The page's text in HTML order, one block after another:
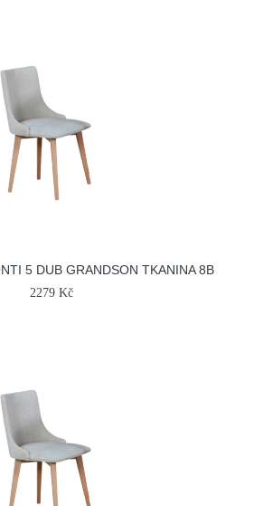
5 DUB GRANDSON TKANINA 8B
2279 Kč